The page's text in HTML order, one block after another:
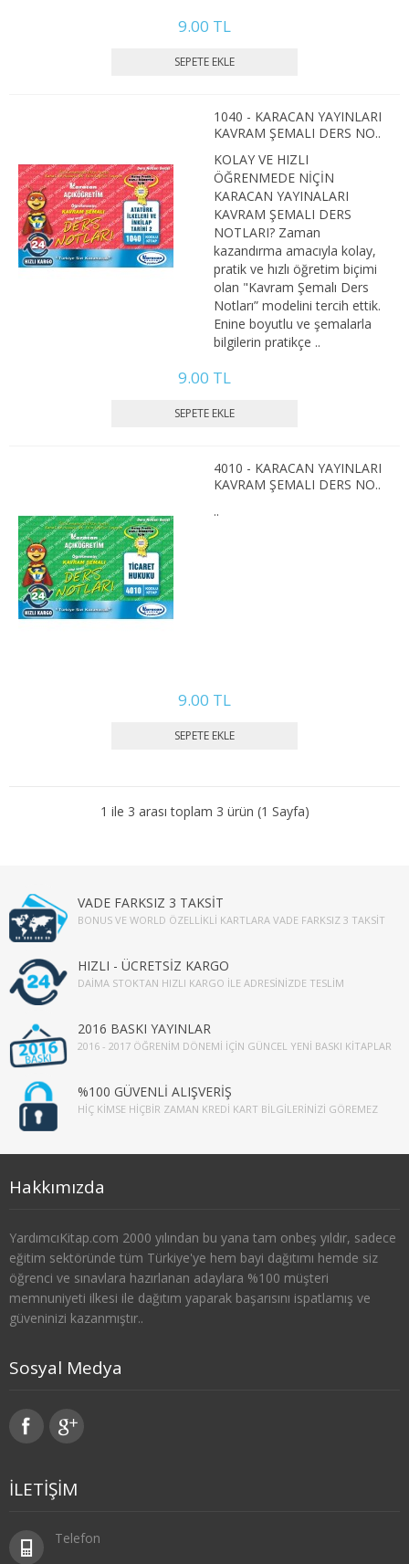
3. SINIF 5. YARIYIL İKTİSAT
3. SINIF 6. YARIYIL İKTİSAT
KAMU YÖNETİMİ
1. SINIF 1. YARIYIL KAMU
1. SINIF 2. YARIYIL KAMU
4. SINIF 8. YARIYIL KAMU
MALİYE
1. SINIF 1. YARIYIL MALİYE
3. SINIF 6. YARIYIL MALİYE
ÇALIŞMA EKO. VE END. İLİŞ.
1. SINIF 1. YARIYIL ÇEKO
1. SINIF 2. YARIYIL ÇEKO
2. SINIF 3. YARIYIL ÇEKO
2. SINIF 4. YARIYIL ÇEKO
3. SINIF 5. YARIYIL ÇEKO
4. SINIF 8. YARIYIL ÇEKO
ULUSLARARASI İLİŞKİLER
1. SINIF 2. YARIYIL ULUSLARARASI İLŞ
2. SINIF 3. YARIYIL ULUSLARARASI İLŞ
3. SINIF 5. YARIYIL ULUSLARARASI İLŞ
3. SINIF 6. YARIYIL ULUSLARARASI İLŞ
9.00 TL
1040 - KARACAN YAYINLARI
KAVRAM ŞEMALI DERS NO..
KOLAY VE HIZLI
ÖĞRENMEDE NİÇİN
KARACAN YAYINALARI
KAVRAM ŞEMALI DERS
NOTLARI? Zaman
kazandırma amacıyla kolay,
pratik ve hızlı öğretim biçimi
olan "Kavram Şemalı Ders
Notları” modelini tercih ettik.
Enine boyutlu ve şemalarla
bilgilerin pratikçe ..
9.00 TL
4010 - KARACAN YAYINLARI
KAVRAM ŞEMALI DERS NO..
..
9.00 TL
1 ile 3 arası toplam 3 ürün (1 Sayfa)
VADE FARKSIZ 3 TAKSİT
BONUS VE WORLD ÖZELLIKLI KARTLARA VADE FARKSIZ 3 TAKSIT
HIZLI - ÜCRETSİZ KARGO
DAIMA STOKTAN HIZLI KARGO İLE ADRESINIZDE TESLIM
2016 BASKI YAYINLAR
2016 - 2017 ÖĞRENIM DÖNEMI İÇIN GÜNCEL YENI BASKI KITAPLAR
%100 GÜVENLİ ALIŞVERİŞ
HIÇ KIMSE HIÇBIR ZAMAN KREDI KART BILGILERINIZI GÖREMEZ
Hakkımızda
YardımcıKitap.com 2000 yılından bu yana tam onbeş yıldır, sadece
eğitim sektöründe tüm Türkiye'ye hem bayi dağıtımı hemde siz
öğrenci ve sınavlara hazırlanan adaylara %100 müşteri
memnuniyeti ilkesi ile dağıtım yaparak başarısını ispatlamış ve
güveninizi kazanmıştır..
Sosyal Medya
İLETİŞİM
Telefon